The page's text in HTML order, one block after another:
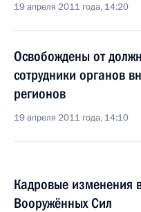
19 апреля 2011 года, 14:20
Освобождены от
сотрудники органов
регионов
19 апреля 2011 года, 14:10
Кадровые изменения
Вооружённых Сил